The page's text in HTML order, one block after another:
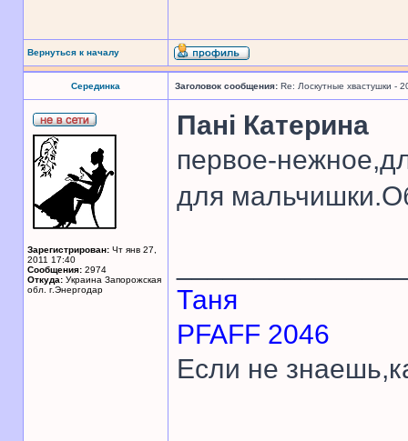
Вернуться к началу
Серединка Заголовок сообщения: Re: Лоскутные хвастушки -
Зарегистрирован: Чт янв 27,
2011 17:40
Сообщения: 2974
Откуда: Украина Запорожская
обл. г.Энергодар
Панi Катерина
первое-
для
Таня
PFAFF 2046
Если не